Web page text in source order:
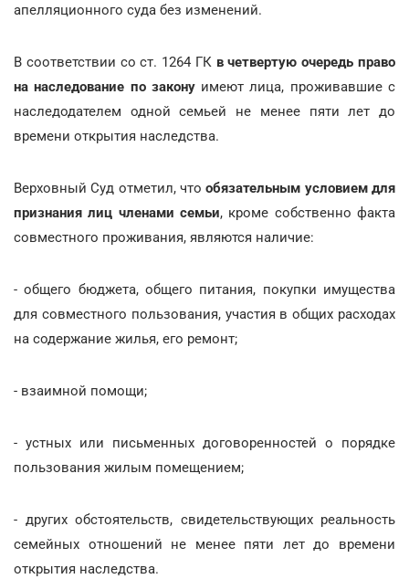
апелляционного суда без изменений.
В соответствии со ст. 1264 ГК в четвертую очередь право
на наследование по законуимеют лица, проживавшие с
наследодателем одной семьей не менее пяти лет до
времени открытия наследства.
Верховный Суд отметил, чтообязательным условием для
признания лиц членами семьи, кроме собственно факта
совместного проживания, являются наличие:
- общего бюджета, общего питания, покупки имущества
для совместного пользования, участия в общих расходах
на содержание жилья, его ремонт;
- взаимной помощи;
- устных или письменных договоренностей о порядке
пользования жилым помещением;
- других обстоятельств, свидетельствующих реальность
семейных отношений не менее пяти лет до времени
открытия наследства.